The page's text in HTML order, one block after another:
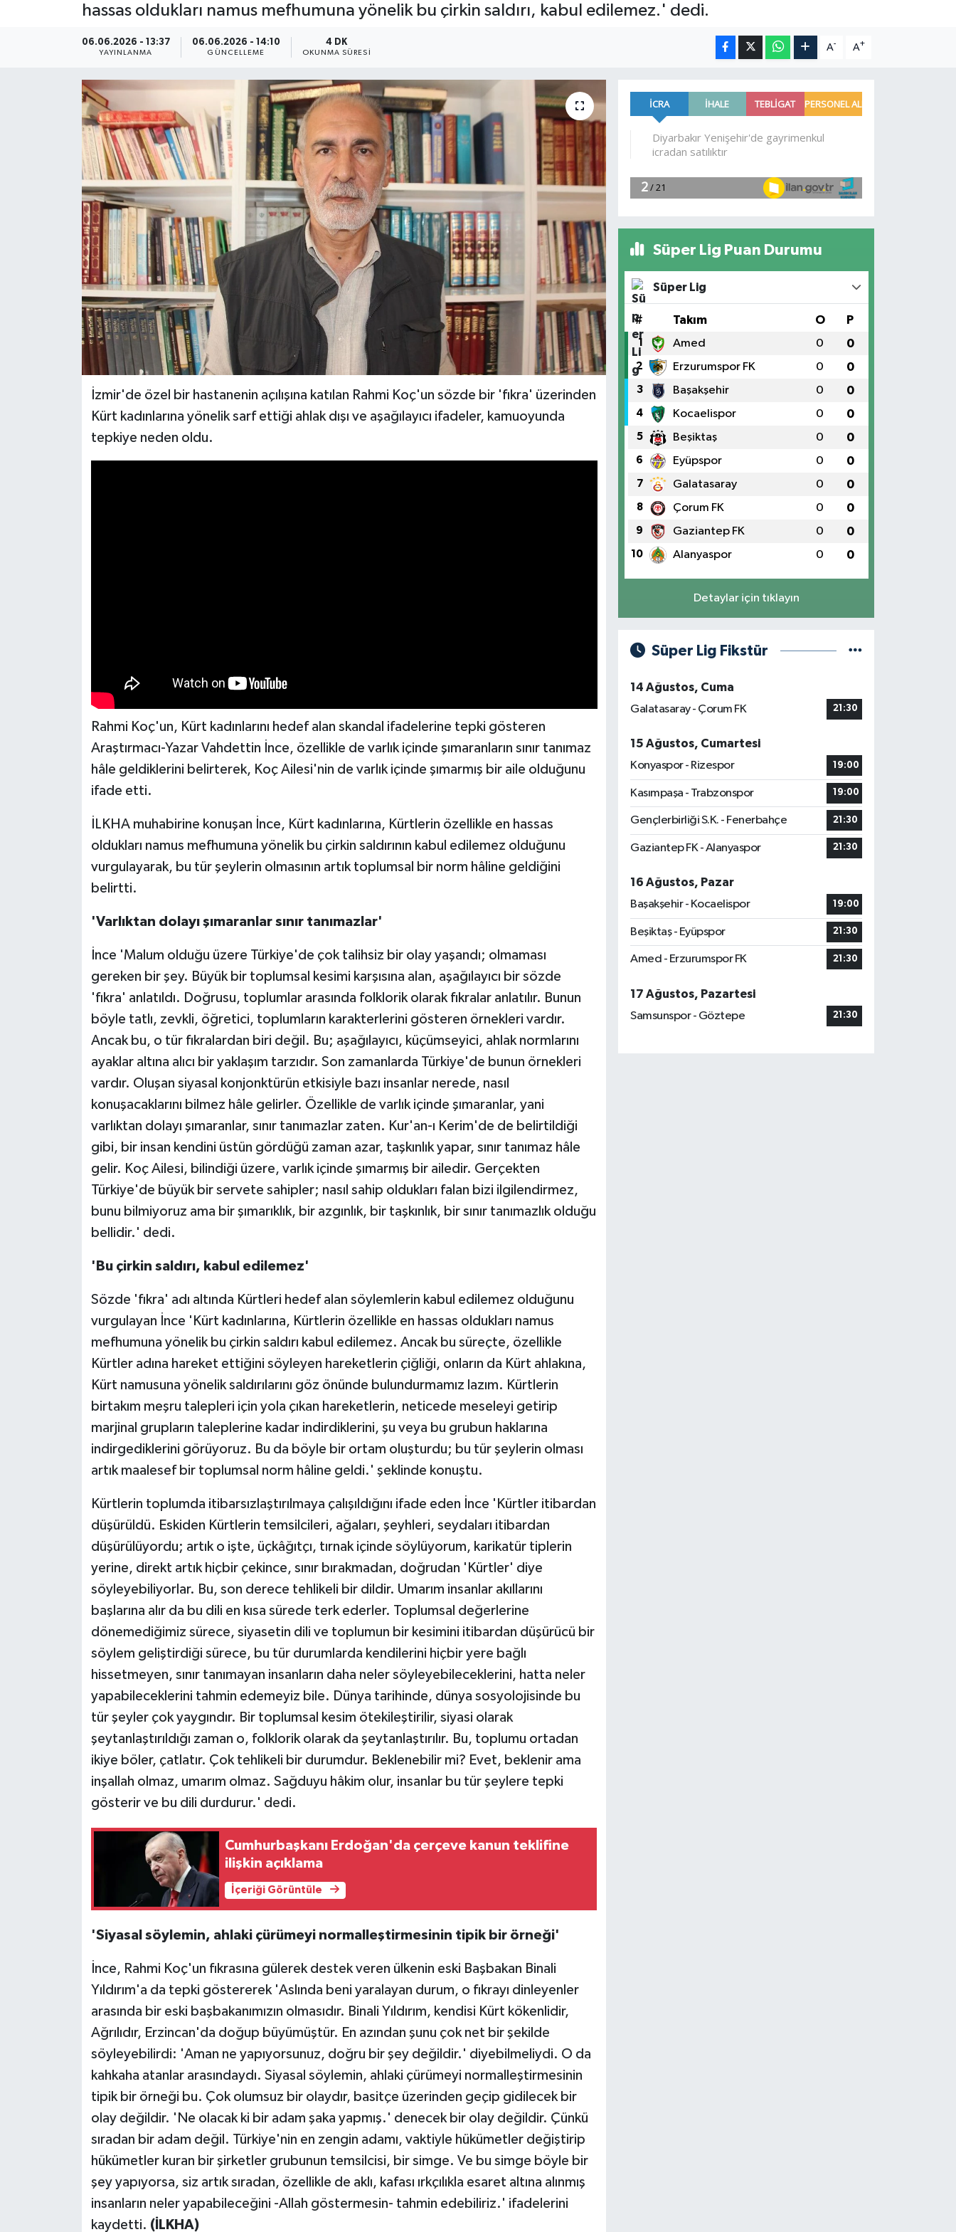
hassas oldukları namus mefhumuna yönelik bu çirkin saldırı, kabul edilemez.' dedi.
06.06.2026 - 13:37
YAYINLANMA
06.06.2026 - 14:10
GÜNCELLEME
4 DK
OKUNMA SÜRESI
A- A+
İzmir'de özel bir hastanenin açılışına katılan Rahmi Koç'un sözde bir 'fıkra' üzerinden
Kürt kadınlarına yönelik sarf ettiği ahlak dışı ve aşağılayıcı ifadeler, kamuoyunda
tepkiye neden oldu.
Rahmi Koç'un, Kürt kadınlarını hedef alan skandal ifadelerine tepki gösteren
Araştırmacı-Yazar Vahdettin İnce, özellikle de varlık içinde şımaranların sınır tanımaz
hâle geldiklerini belirterek, Koç Ailesi'nin de varlık içinde şımarmış bir aile olduğunu
ifade etti.
İLKHA muhabirine konuşan İnce, Kürt kadınlarına, Kürtlerin özellikle en hassas
oldukları namus mefhumuna yönelik bu çirkin saldırının kabul edilemez olduğunu
vurgulayarak, bu tür şeylerin olmasının artık toplumsal bir norm hâline geldiğini
belirtti.
'Varlıktan dolayı şımaranlar sınır tanımazlar'
İnce 'Malum olduğu üzere Türkiye'de çok talihsiz bir olay yaşandı; olmaması
gereken bir şey. Büyük bir toplumsal kesimi karşısına alan, aşağılayıcı bir sözde
'fıkra' anlatıldı. Doğrusu, toplumlar arasında folklorik olarak fıkralar anlatılır. Bunun
böyle tatlı, zevkli, öğretici, toplumların karakterlerini gösteren örnekleri vardır.
Ancak bu, o tür fıkralardan biri değil. Bu; aşağılayıcı, küçümseyici, ahlak normlarını
ayaklar altına alıcı bir yaklaşım tarzıdır. Son zamanlarda Türkiye'de bunun örnekleri
vardır. Oluşan siyasal konjonktürün etkisiyle bazı insanlar nerede, nasıl
konuşacaklarını bilmez hâle gelirler. Özellikle de varlık içinde şımaranlar, yani
varlıktan dolayı şımaranlar, sınır tanımazlar zaten. Kur'an-ı Kerim'de de belirtildiği
gibi, bir insan kendini üstün gördüğü zaman azar, taşkınlık yapar, sınır tanımaz hâle
gelir. Koç Ailesi, bilindiği üzere, varlık içinde şımarmış bir ailedir. Gerçekten
Türkiye'de büyük bir servete sahipler; nasıl sahip oldukları falan bizi ilgilendirmez,
bunu bilmiyoruz ama bir şımarıklık, bir azgınlık, bir taşkınlık, bir sınır tanımazlık olduğu
bellidir.' dedi.
'Bu çirkin saldırı, kabul edilemez'
Sözde 'fıkra' adı altında Kürtleri hedef alan söylemlerin kabul edilemez olduğunu
vurgulayan İnce 'Kürt kadınlarına, Kürtlerin özellikle en hassas oldukları namus
mefhumuna yönelik bu çirkin saldırı kabul edilemez. Ancak bu süreçte, özellikle
Kürtler adına hareket ettiğini söyleyen hareketlerin çiğliği, onların da Kürt ahlakına,
Kürt namusuna yönelik saldırılarını göz önünde bulundurmamız lazım. Kürtlerin
birtakım meşru talepleri için yola çıkan hareketlerin, neticede meseleyi getirip
marjinal grupların taleplerine kadar indirdiklerini, şu veya bu grubun haklarına
indirgediklerini görüyoruz. Bu da böyle bir ortam oluşturdu; bu tür şeylerin olması
artık maalesef bir toplumsal norm hâline geldi.' şeklinde konuştu.
Kürtlerin toplumda itibarsızlaştırılmaya çalışıldığını ifade eden İnce 'Kürtler itibardan
düşürüldü. Eskiden Kürtlerin temsilcileri, ağaları, şeyhleri, seydaları itibardan
düşürülüyordu; artık o işte, üçkâğıtçı, tırnak içinde söylüyorum, karikatür tiplerin
yerine, direkt artık hiçbir çekince, sınır bırakmadan, doğrudan 'Kürtler' diye
söyleyebiliyorlar. Bu, son derece tehlikeli bir dildir. Umarım insanlar akıllarını
başlarına alır da bu dili en kısa sürede terk ederler. Toplumsal değerlerine
dönemediğimiz sürece, siyasetin dili ve toplumun bir kesimini itibardan düşürücü bir
söylem geliştirdiği sürece, bu tür durumlarda kendilerini hiçbir yere bağlı
hissetmeyen, sınır tanımayan insanların daha neler söyleyebileceklerini, hatta neler
yapabileceklerini tahmin edemeyiz bile. Dünya tarihinde, dünya sosyolojisinde bu
tür şeyler çok yaygındır. Bir toplumsal kesim ötekileştirilir, siyasi olarak
şeytanlaştırıldığı zaman o, folklorik olarak da şeytanlaştırılır. Bu, toplumu ortadan
ikiye böler, çatlatır. Çok tehlikeli bir durumdur. Beklenebilir mi? Evet, beklenir ama
inşallah olmaz, umarım olmaz. Sağduyu hâkim olur, insanlar bu tür şeylere tepki
gösterir ve bu dili durdurur.' dedi.
Cumhurbaşkanı Erdoğan'da çerçeve kanun teklifine
ilişkin açıklama
İçeriği Görüntüle
'Siyasal söylemin, ahlaki çürümeyi normalleştirmesinin tipik bir örneği'
İnce, Rahmi Koç'un fıkrasına gülerek destek veren ülkenin eski Başbakan Binali
Yıldırım'a da tepki göstererek 'Aslında beni yaralayan durum, o fıkrayı dinleyenler
arasında bir eski başbakanımızın olmasıdır. Binali Yıldırım, kendisi Kürt kökenlidir,
Ağrılıdır, Erzincan'da doğup büyümüştür. En azından şunu çok net bir şekilde
söyleyebilirdi: 'Aman ne yapıyorsunuz, doğru bir şey değildir.' diyebilmeliydi. O da
kahkaha atanlar arasındaydı. Siyasal söylemin, ahlaki çürümeyi normalleştirmesinin
tipik bir örneği bu. Çok olumsuz bir olaydır, basitçe üzerinden geçip gidilecek bir
olay değildir. 'Ne olacak ki bir adam şaka yapmış.' denecek bir olay değildir. Çünkü
sıradan bir adam değil. Türkiye'nin en zengin adamı, vaktiyle hükümetler değiştirip
hükümetler kuran bir şirketler grubunun temsilcisi, bir simge. Ve bu simge böyle bir
şey yapıyorsa, siz artık sıradan, özellikle de aklı, kafası ırkçılıkla esaret altına alınmış
insanların neler yapabileceğini -Allah göstermesin- tahmin edebiliriz.' ifadelerini
kaydetti. (İLKHA)
Süper Lig Puan Durumu
Süper Lig
# Takım O P
1 Amed 0 0
2 Erzurumspor FK 0 0
3 Başakşehir 0 0
4 Kocaelispor 0 0
5 Beşiktaş 0 0
6 Eyüpspor 0 0
7 Galatasaray 0 0
8 Çorum FK 0 0
9 Gaziantep FK 0 0
10 Alanyaspor 0 0
Detaylar için tıklayın
Süper Lig Fikstür
14 Ağustos, Cuma
Galatasaray - Çorum FK
21:30
15 Ağustos, Cumartesi
Konyaspor - Rizespor
19:00
Kasımpaşa - Trabzonspor 19:00
Gençlerbirliği S.K. - Fenerbahçe 21:30
Gaziantep FK - Alanyaspor 21:30
16 Ağustos, Pazar
Başakşehir - Kocaelispor
19:00
Beşiktaş - Eyüpspor 21:30
Amed - Erzurumspor FK 21:30
17 Ağustos, Pazartesi
Samsunspor - Göztepe
21:30
Bi̇li̇m & Teknoloji̇